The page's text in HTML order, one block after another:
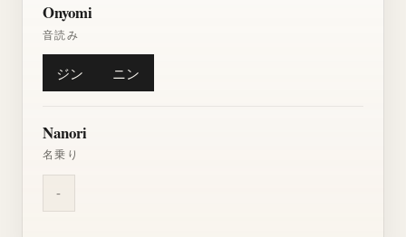
Onyomi
音読み
ジン ニン
Nanori
名乗り
-